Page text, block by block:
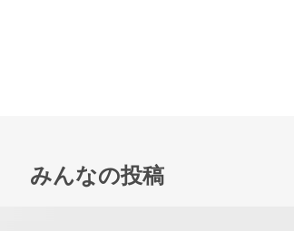
みんなの投稿